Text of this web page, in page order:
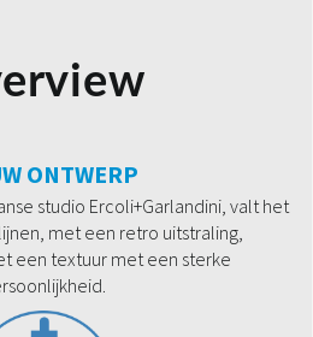
ONTWERP
studio Ercoli+Garlandini, valt het
met een retro uitstraling,
een textuur met een sterke